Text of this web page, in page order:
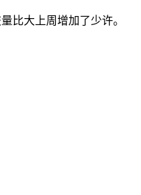
比大上周增加了少许。